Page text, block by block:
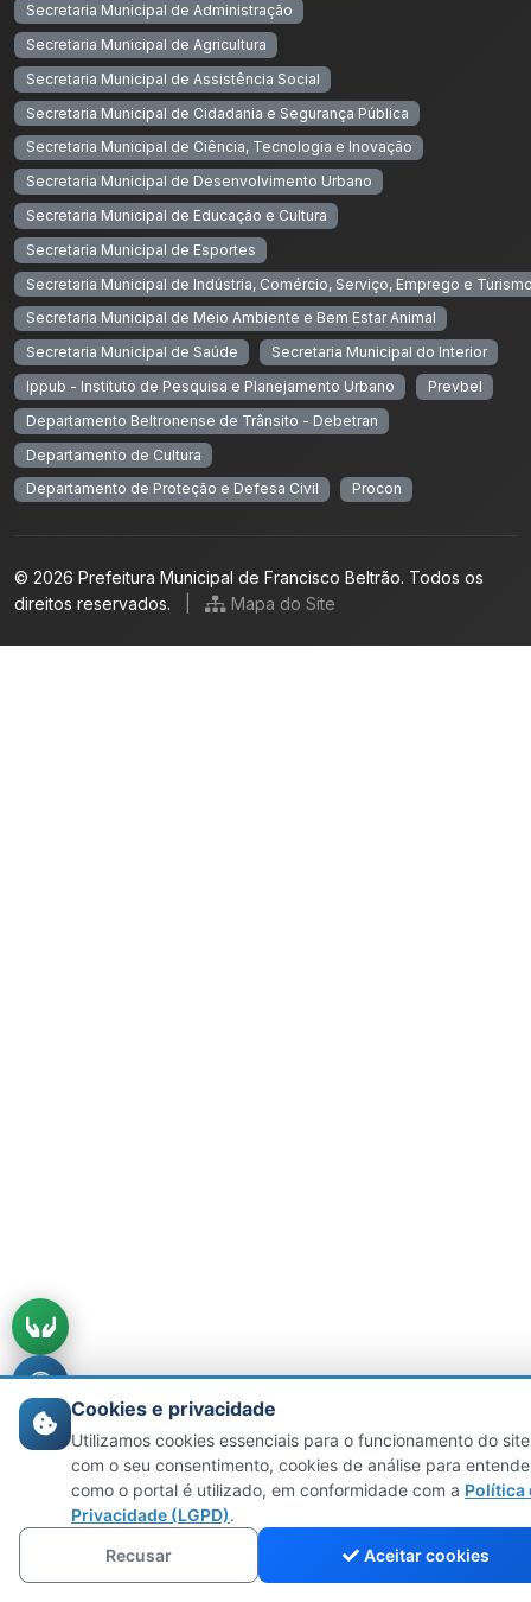
Secretaria Municipal de Administração
Secretaria Municipal de Agricultura
Secretaria Municipal de Assistência Social
Secretaria Municipal de Cidadania e Segurança Pública
Secretaria Municipal de Ciência, Tecnologia e Inovação
Secretaria Municipal de Desenvolvimento Urbano
Secretaria Municipal de Educação e Cultura
Secretaria Municipal de Esportes
Secretaria Municipal de Indústria, Comércio, Serviço, Emprego e
Secretaria Municipal de Meio Ambiente e Bem Estar Animal
Secretaria Municipal de Saúde
Secretaria Municipal do Interior
Ippub - Instituto de Pesquisa e Planejamento Urbano
Prevbel
Departamento Beltronense de Trânsito - Debetran
Departamento de Cultura
Departamento de Proteção e Defesa Civil
Procon
© 2026 Prefeitura Municipal de Francisco Beltrão. Todos os
direitos reservados.
Mapa do Site
Cookies e privacidade
Utilizamos cookies essenciais para o funcionamento do
com o seu consentimento, cookies de análise para
como o portal é utilizado, em conformidade com a Política
Privacidade (LGPD).
Recusar
Aceitar cookies